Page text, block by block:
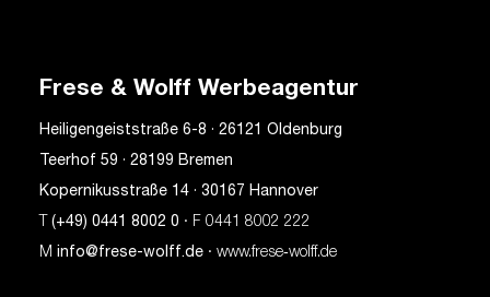
Frese & Wolff Werbeagentur
Heiligengeiststraße 6-8 · 26121 Oldenburg
Teerhof 59 · 28199 Bremen
Kopernikusstraße 14 · 30167 Hannover
(+49) 0441 8002 0 · F 0441 8002 222
M info@frese-wolff.de· www.frese‑wolff.de